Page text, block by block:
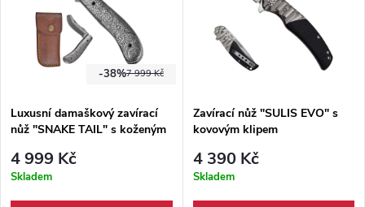
7 999 Kč
-38%
Luxusní damaškový zavírací
nůž "SNAKE TAIL" s koženým
4 999 Kč
Skladem
Zavírací nůž "SULIS EVO" s
kovovým klipem
4 390 Kč
Skladem